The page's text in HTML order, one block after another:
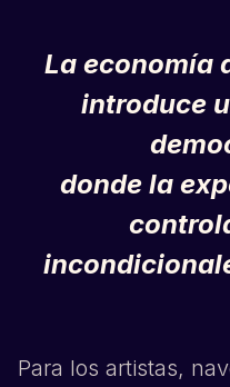
La economía
introduce
donde la
Para los artistas,